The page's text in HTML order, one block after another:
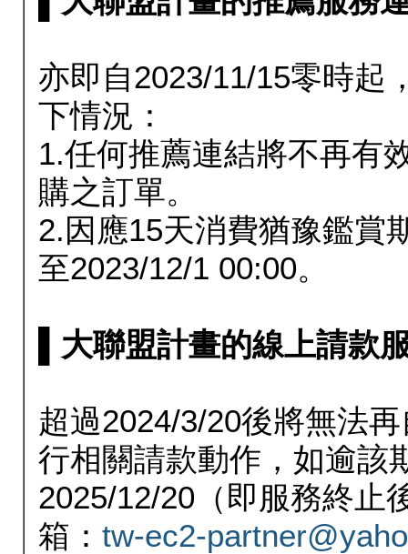
亦即自2023/11/15零時起
下情況：
1.任何推薦連結將不再有
購之訂單。
2.因應15天消費猶豫鑑賞
至2023/12/1 00:00。
▌大聯盟計畫的線上請款
超過2024/3/20後將無法
行相關請款動作，如逾該
2025/12/20（即服務終止
箱： tw-ec2-